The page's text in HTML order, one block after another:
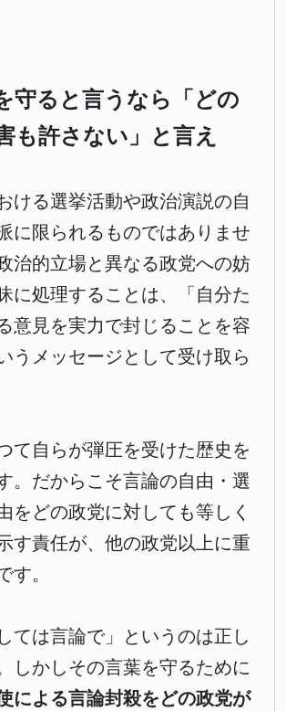
守ると言うなら「どの
も許さない」と言え
ける選挙活動や政治演説の自
に限られるものではありませ
治的立場と異なる政党への妨
に処理することは、「自分た
意見を実力で封じることを容
うメッセージとして受け取ら
て自らが弾圧を受けた歴史を
。だからこそ言論の自由・選
をどの政党に対しても等しく
す責任が、他の政党以上に重
す。
ては言論で」というのは正し
しかしその言葉を守るために
による言論封殺をどの政党が